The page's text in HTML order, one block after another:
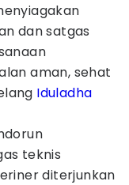
dan satgas
aman, sehat
Iduladha
teknis
diterjunkan